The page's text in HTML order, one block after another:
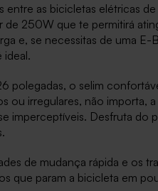
entre as bicicletas elétricas
250W que te permitirá
e, se necessitas de uma
polegadas, o selim
ou irregulares, não
imperceptíveis. Desfruta do
de mudança rápida e os
que param a bicicleta em